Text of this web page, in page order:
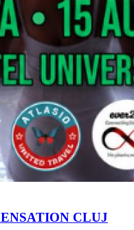
CLUJ